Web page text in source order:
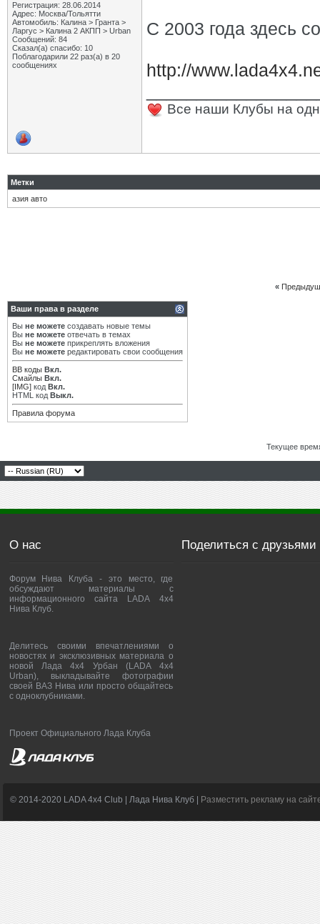
Регистрация: 28.06.2014
Адрес: Москва/Тольятти
Автомобиль: Калина > Гранта >
Ларгус > Калина 2 АКПП > Urban
Сообщений: 84
Сказал(а) спасибо: 10
Поблагодарили 22 раз(а) в 20
сообщениях
С 2003 года здесь
http://
Все наши Клубы на
Метки
азия авто
«
Ваши права в разделе
Вы не можете создавать новые темы
Вы не можете отвечать в темах
Вы не можете прикреплять вложения
Вы не можете редактировать свои сообщения
BB коды Вкл.
Смайлы Вкл.
[IMG] код Вкл.
HTML код Выкл.
Правила форума
Текущее
О нас
Форум Нива Клуба - это место, где
обсуждают материалы с
информационного сайта LADA 4x4
Нива Клуб.
Делитесь своими впечатлениями о
новостях и эксклюзивных материала о
новой Лада 4х4 Урбан (LADA 4x4
Urban), выкладывайте фотографии
своей ВАЗ Нива или просто общайтесь
с одноклубниками.
Проект Официального Лада Клуба
Поделиться с друзьями
© 2014-2020 LADA 4x4 Club | Лада Нива Клуб | Разместить рекламу на